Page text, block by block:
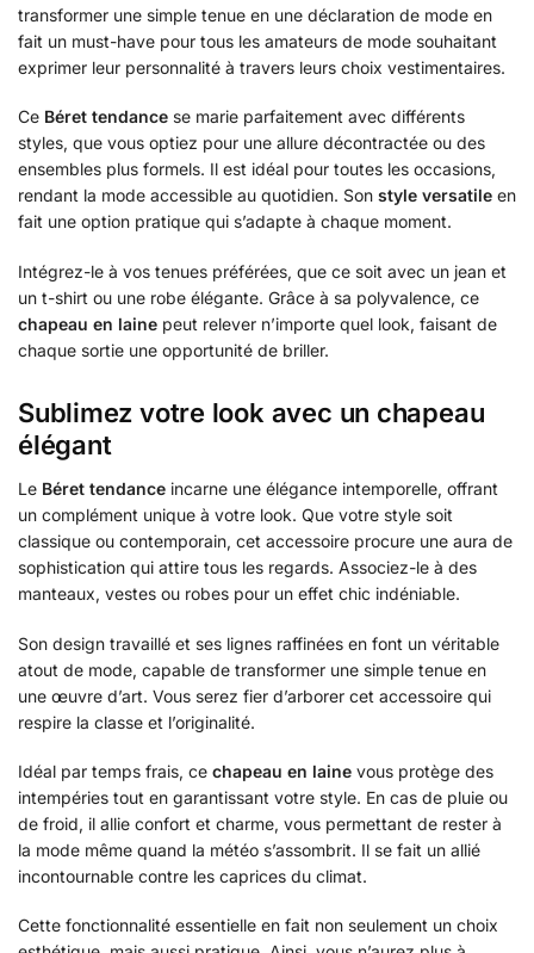
transformer une simple tenue en une déclaration de mode en
fait un must-have pour tous les amateurs de mode souhaitant
exprimer leur personnalité à travers leurs choix vestimentaires.
Ce Béret tendance se marie parfaitement avec différents
styles, que vous optiez pour une allure décontractée ou des
ensembles plus formels. Il est idéal pour toutes les occasions,
rendant la mode accessible au quotidien. Son style versatile en
fait une option pratique qui s’adapte à chaque moment.
Intégrez-le à vos tenues préférées, que ce soit avec un jean et
un t-shirt ou une robe élégante. Grâce à sa polyvalence, ce
chapeau en laine peut relever n’importe quel look, faisant de
chaque sortie une opportunité de briller.
Sublimez votre look avec un chapeau
élégant
Le Béret tendance incarne une élégance intemporelle, offrant
un complément unique à votre look. Que votre style soit
classique ou contemporain, cet accessoire procure une aura de
sophistication qui attire tous les regards. Associez-le à des
manteaux, vestes ou robes pour un effet chic indéniable.
Son design travaillé et ses lignes raffinées en font un véritable
atout de mode, capable de transformer une simple tenue en
une œuvre d’art. Vous serez fier d’arborer cet accessoire qui
respire la classe et l’originalité.
Idéal par temps frais, ce chapeau en laine vous protège des
intempéries tout en garantissant votre style. En cas de pluie ou
de froid, il allie confort et charme, vous permettant de rester à
la mode même quand la météo s’assombrit. Il se fait un allié
incontournable contre les caprices du climat.
Cette fonctionnalité essentielle en fait non seulement un choix